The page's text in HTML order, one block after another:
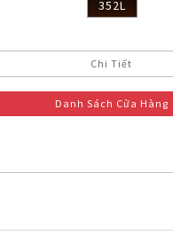
352L
Chi Tiết
Danh Sách Cửa Hàng